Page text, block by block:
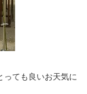
っても良いお天気に